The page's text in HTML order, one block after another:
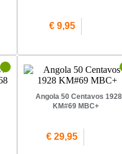
€ 9,95
Angola 50 Centavos 1928
KM#69 MBC+
€ 29,95